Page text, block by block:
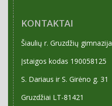
KONTAKTAI
Šiaulių r. Gruzdžių gimnazija
Įstaigos kodas 190058125
S. Dariaus ir S. Girėno g. 31
Gruzdžiai LT-81421